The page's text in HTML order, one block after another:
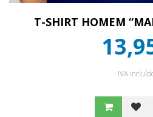
T-SHIRT HOMEM
IVA